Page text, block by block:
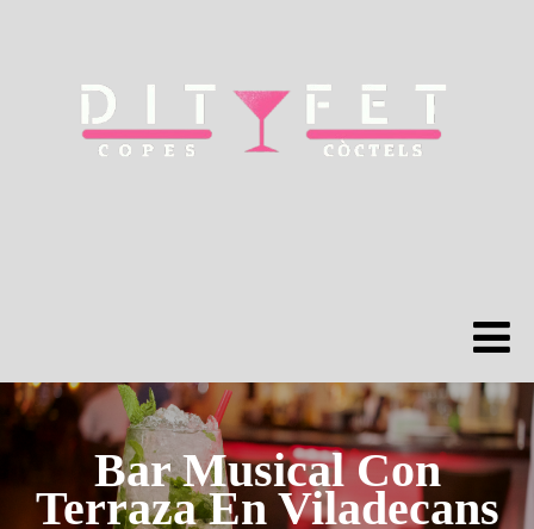
Bar Musical Con
Terraza En Viladecans